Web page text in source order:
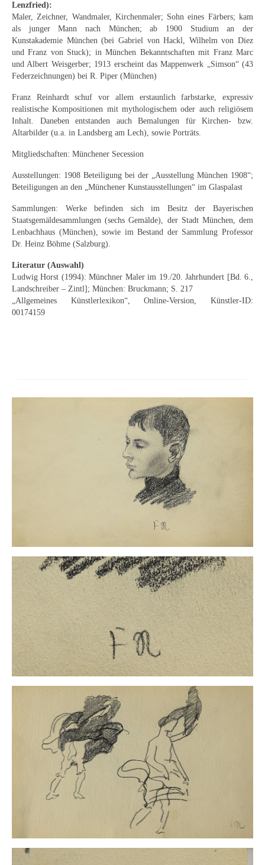
Ferdinand Springer
Arne Siegfried
Curt Wittenbecher
Weitere Künstler nach 1945
Unbekannt
Autographen / Dokumente
Herkunft & Wirkungsstätte
Düsseldorfer Künstler
Fränkische Künstler
Hamburger Künstler
Münchner Künstler
Mediterrane Landschaft
Norddeutsche Landschaften
Süddeutsche Landschaft
Selbstbildnisse
Stillleben
Neues
Tägliche Dosis Kunst
Themenflyer
Themenflyer: Trügerische Idyllen
Themenflyer: Buch und Schrift in der Kunst
Themenflyer: Sehnsucht Süden
Themenflyer: Walter Becker
Themenflyer: Richild Holt
Themenflyer: Ernst Geitlinger
Themenflyer: Michel Wagner
Weitere Themenflyer
Lenzfried):
Maler, Zeichner, Wandmaler, Kirchenmaler; Sohn eines Färbers; kam
als junger Mann nach München; ab 1900 Studium an der
Kunstakademie München (bei Gabriel von Hackl, Wilhelm von Diez
und Franz von Stuck); in München Bekanntschaften mit Franz Marc
und Albert Weisgerber; 1913 erscheint das Mappenwerk „Simson“ (43
Federzeichnungen) bei R. Piper (München)
Franz Reinhardt schuf vor allem erstaunlich farbstarke, expressiv
realistische Kompositionen mit mythologischem oder auch religiösem
Inhalt. Daneben entstanden auch Bemalungen für Kirchen- bzw.
Altarbilder (u.a. in Landsberg am Lech), sowie Porträts.
Mitgliedschaften: Münchener Secession
Ausstellungen: 1908 Beteiligung bei der „Ausstellung München 1908“;
Beteiligungen an den „Münchener Kunstausstellungen“ im Glaspalast
Sammlungen: Werke befinden sich im Besitz der Bayerischen
Staatsgemäldesammlungen (sechs Gemälde), der Stadt München, dem
Lenbachhaus (München), sowie im Bestand der Sammlung Professor
Dr. Heinz Böhme (Salzburg).
Literatur (Auswahl)
Ludwig Horst (1994): Münchner Maler im 19./20. Jahrhundert [Bd. 6.,
Landschreiber – Zintl]; München: Bruckmann; S. 217
„Allgemeines Künstlerlexikon“, Online-Version, Künstler-ID:
00174159